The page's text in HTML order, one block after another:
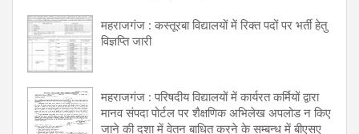
महराजगंज : कस्तूरबा विद्यालयों में रिक्त पदों पर भर्ती हेतु
विज्ञप्ति जारी
महराजगंज : परिषदीय विद्यालयों में कार्यरत कर्मियों द्वारा
मानव संपदा पोर्टल पर शैक्षणिक अभिलेख अपलोड न किए
जाने की दशा में वेतन बाधित करने के सम्बन्ध में बीएसए